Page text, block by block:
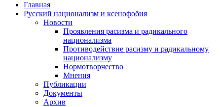
Главная
Русский национализм и ксенофобия
Новости
Проявления расизма и радикального
национализма
Противодействие расизму и радикальному
национализму
Нормотворчество
Мнения
Публикации
Документы
Архив